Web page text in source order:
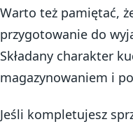
Warto też pamiętać,
przygotowanie do
Składany charakter
magazynowaniem i
Jeśli kompletujesz